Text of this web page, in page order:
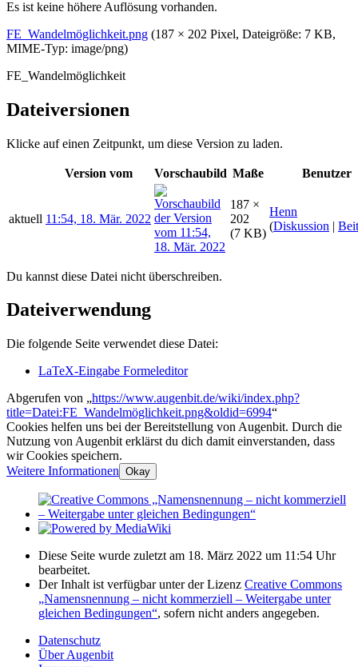
Es ist keine höhere Auflösung vorhanden.
FE_Wandelmöglichkeit.png (187 × 202 Pixel, Dateigröße: 7 KB,
MIME-Typ: image/png)
FE_Wandelmöglichkeit
Dateiversionen
Klicke auf einen Zeitpunkt, um diese Version zu laden.
Version vom Vorschaubild Maße Benutzer
aktuell 11:54, 18. Mär. 2022
187 ×
202
(7 KB)
Henn
(Diskussion |
Du kannst diese Datei nicht überschreiben.
Dateiverwendung
Die folgende Seite verwendet diese Datei:
LaTeX-Eingabe Formeleditor
Abgerufen von „https://www.augenbit.de/wiki/index.php?
title=Datei:FE_Wandelmöglichkeit.png&oldid=6994“
Cookies helfen uns bei der Bereitstellung von Augenbit. Durch die
Nutzung von Augenbit erklärst du dich damit einverstanden, dass
wir Cookies speichern.
Weitere Informationen Okay
Diese Seite wurde zuletzt am 18. März 2022 um 11:54 Uhr
bearbeitet.
Der Inhalt ist verfügbar unter der Lizenz Creative Commons
„Namensnennung – nicht kommerziell – Weitergabe unter
gleichen Bedingungen“, sofern nicht anders angegeben.
Datenschutz
Über Augenbit